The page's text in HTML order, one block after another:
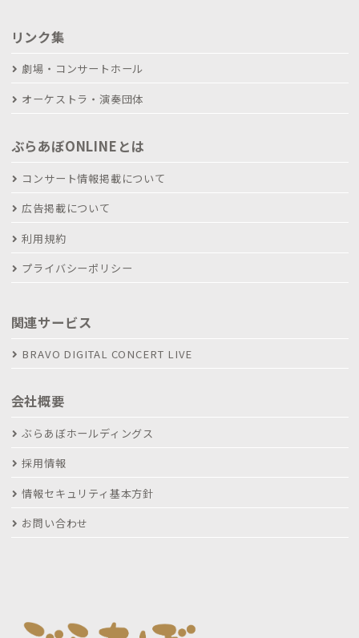
リンク集
劇場・コンサートホール
オーケストラ・演奏団体
ぶらあぼONLINEとは
コンサート情報掲載について
広告掲載について
利用規約
プライバシーポリシー
関連サービス
BRAVO DIGITAL CONCERT LIVE
会社概要
ぶらあぼホールディングス
採用情報
情報セキュリティ基本方針
お問い合わせ